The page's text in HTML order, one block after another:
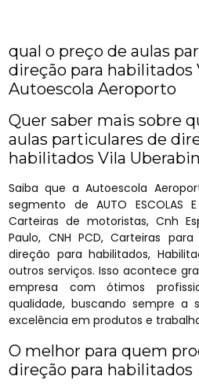
qual o preço de aulas
direção para habilitados
Autoescola Aeroporto
Quer saber mais sobre
aulas particulares de
habilitados Vila
Saiba que a Autoescola
segmento de AUTO ESCOLAS
Carteiras de motoristas, Cnh
Paulo, CNH PCD, Carteiras
direção para habilitados,
outros serviços. Isso acontece
empresa com ótimos
qualidade, buscando sempre
excelência em produtos e
O melhor para quem
direção para habilitados